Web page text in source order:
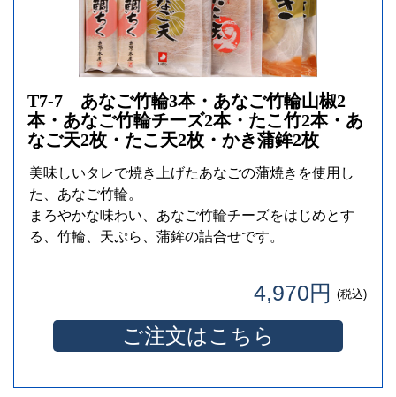
T7-7 あなご竹輪3本・あなご竹輪山椒2
本・あなご竹輪チーズ2本・たこ竹2本・あ
なご天2枚・たこ天2枚・かき蒲鉾2枚
美味しいタレで焼き上げたあなごの蒲焼きを使用し
た、あなご竹輪。
まろやかな味わい、あなご竹輪チーズをはじめとす
る、竹輪、天ぷら、蒲鉾の詰合せです。
4,970円 (税込)
ご注文はこちら